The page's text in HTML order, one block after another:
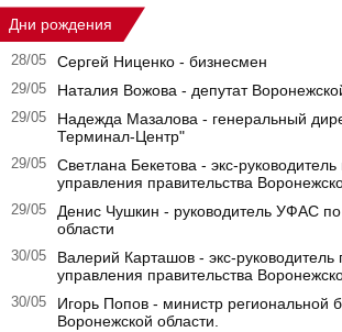
Дни рождения
28/05 Сергей Ниценко - бизнесмен
29/05 Наталия Вожова - депутат
29/05
Надежда Мазалова - генеральный
Терминал-Центр"
29/05
Светлана Бекетова - экс-руководитель
управления правительства
29/05
Денис Чушкин - руководитель УФАС
области
30/05
Валерий Карташов - экс-руководитель
управления правительства
30/05
Игорь Попов - министр региональной
Воронежской области.